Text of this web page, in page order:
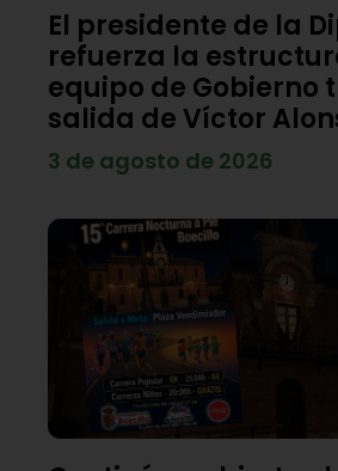
El presidente de la
refuerza la
equipo de Gobierno
salida de Víctor
3 de agosto de 2026